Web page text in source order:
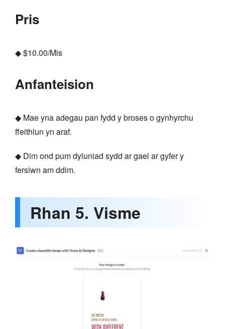
Pris
◆ $10.00/Mis
Anfanteision
◆ Mae yna adegau pan fydd y broses o gynhyrchu
ffeithlun yn araf.
◆ Dim ond pum dyluniad sydd ar gael ar gyfer y
fersiwn am ddim.
Rhan 5. Visme